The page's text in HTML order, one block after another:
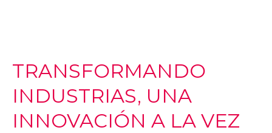
TRANSFORMANDO
INDUSTRIAS, UNA
INNOVACIÓN A LA VEZ